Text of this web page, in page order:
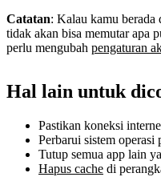
Catatan: Kalau kamu
tidak akan bisa memutar apa
perlu mengubah pengaturan
Hal lain untuk
Pastikan koneksi
Perbarui sistem operasi
Tutup semua app lain
Hapus cache di